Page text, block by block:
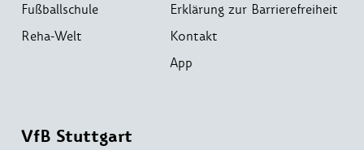
Fußballschule
Reha-Welt
Erklärung zur Barrierefreiheit
Kontakt
App
VfB Stuttgart